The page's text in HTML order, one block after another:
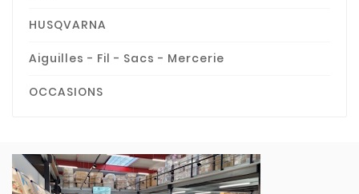
HUSQVARNA
Aiguilles - Fil - Sacs - Mercerie
OCCASIONS